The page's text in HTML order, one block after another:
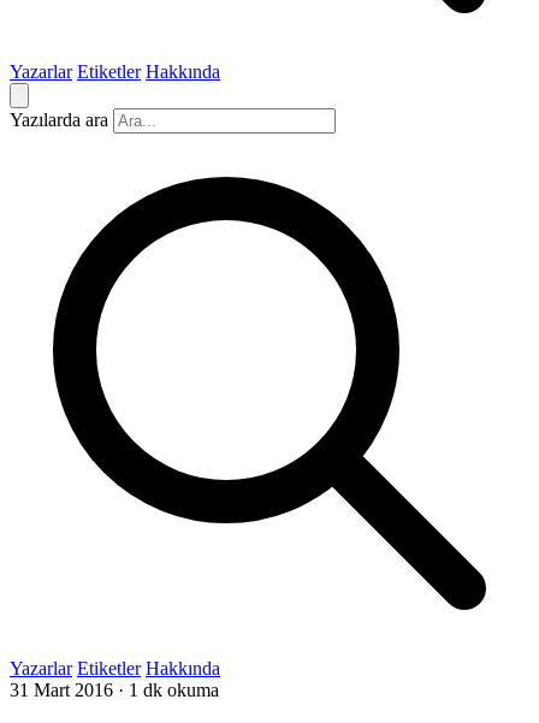
Yazarlar Etiketler Hakkında
Yazılarda ara
Yazarlar Etiketler Hakkında
31 Mart 2016 · 1 dk okuma